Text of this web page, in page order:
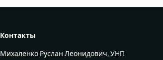
Контакты
Михаленко Руслан Леонидович, УНП